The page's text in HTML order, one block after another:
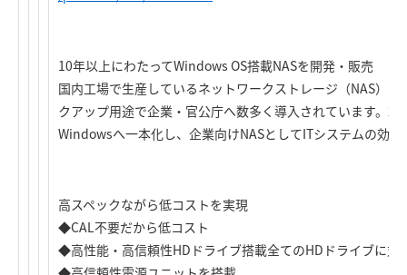
10年以上にわたってWindows OS搭載NASを開発・販売
国内工場で生産しているネットワークストレージ（NAS）
クアップ用途で企業・官公庁へ数多く導入されています。
Windowsへ一本化し、企業向けNASとしてITシステムの効
高スペックながら低コストを実現
◆CAL不要だから低コスト
◆高性能・高信頼性HDドライブ搭載全てのHDドライブに対